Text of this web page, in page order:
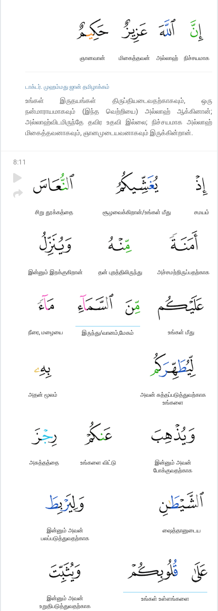
நிச்சயமாக
அல்லாஹ்
மிகைத்தவன்
ஞானவான்
டாக்டர். முஹம்மது ஜான் தமிழாக்கம்
உங்கள் இருதயங்கள் திருப்தியடைவதற்காகவும், ஒரு
நன்மாராயமாகவும் (இந்த வெற்றியை) அல்லாஹ் ஆக்கினான்;
அல்லாஹ்விடமிருந்தே தவிர உதவி இல்லை; நிச்சயமாக அல்லாஹ்
மிகைத்தவனாகவும், ஞானமுடையவனாகவும் இருக்கின்றான்.
8:11
சமயம்
சூழவைக்கிறான்/உங்கள் மீது
சிறு தூக்கத்தை
அச்சமற்றிருப்பதற்காக
தன் புறத்திலிருந்து
இன்னும் இறக்குகிறான்
உங்கள் மீது
இருந்து/வானம்,மேகம்
நீரை, மழையை
அவன் சுத்தப்படுத்துவற்காக
உங்களை
அதன் மூலம்
இன்னும் அவன்
போக்குவதற்காக
உங்களை விட்டு
அசுத்தத்தை
ஷைத்தானுடைய
இன்னும் அவன்
பலப்படுத்துவதற்காக
உங்கள் உள்ளங்களை
இன்னும் அவன்
உறுதிபடுத்துவதற்காக